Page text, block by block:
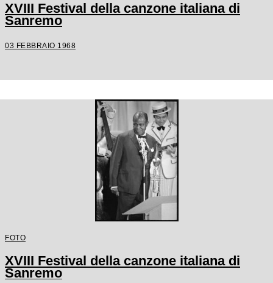
XVIII Festival della canzone italiana di
Sanremo
03 FEBBRAIO 1968
FOTO
XVIII Festival della canzone italiana di
Sanremo